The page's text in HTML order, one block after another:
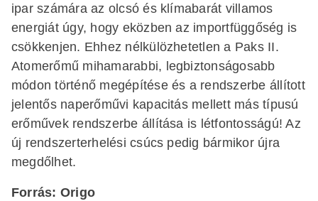
ipar számára az olcsó és klímabarát villamos
energiát úgy, hogy eközben az importfüggőség is
csökkenjen. Ehhez nélkülözhetetlen a Paks II.
Atomerőmű mihamarabbi, legbiztonságosabb
módon történő megépítése és a rendszerbe állított
jelentős naperőművi kapacitás mellett más típusú
erőművek rendszerbe állítása is létfontosságú! Az
új rendszerterhelési csúcs pedig bármikor újra
megdőlhet.
Forrás: Origo